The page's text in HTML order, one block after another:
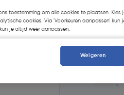
toestemming om alle cookies te plaatsen. Kies
cookies. Via 'Voorkeuren aanpassen' kun
je altijd weer aanpassen.
Weigeren